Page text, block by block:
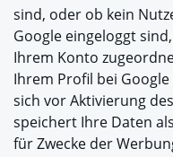
sind, oder ob kein
Google eingeloggt
Ihrem Konto
Ihrem Profil bei
sich vor Aktivierung
speichert Ihre Daten
für Zwecke der